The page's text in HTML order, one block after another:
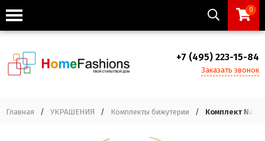
0
+7 (495) 223-15-84
Заказать звонок
Главная / УКРАШЕНИЯ / Комплекты бижутерии / Комплект